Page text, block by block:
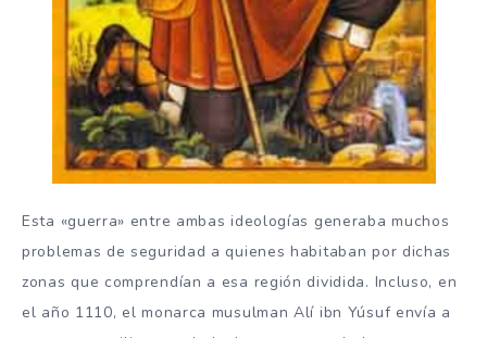
Esta «guerra» entre ambas ideologías generaba muchos
problemas de seguridad a quienes habitaban por dichas
zonas que comprendían a esa región dividida. Incluso, en
el año 1110, el monarca musulman Alí ibn Yúsuf envía a